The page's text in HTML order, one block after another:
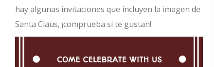
hay algunas invitaciones que incluyen la imagen de
Santa Claus, ¡comprueba si te gustan!